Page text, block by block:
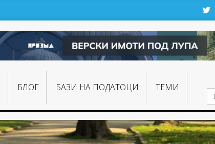
БЛОГ БАЗИ НА ПОДАТОЦИ ТЕМИ